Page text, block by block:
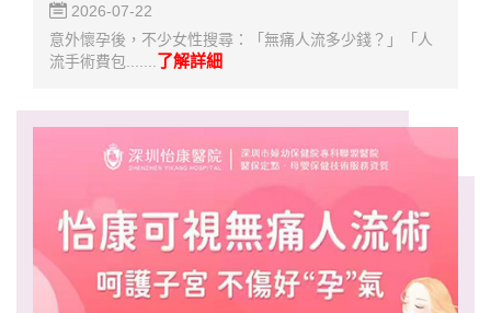
2026-07-22
意外懷孕後，不少女性搜尋：「無痛人流多少錢？」「人
流手術費包....... 了解詳細